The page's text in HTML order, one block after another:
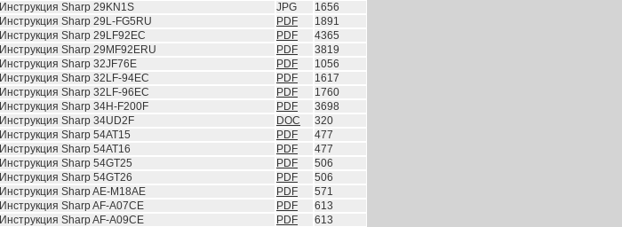
Инструкция Sharp 29KN1S JPG
1656
Инструкция Sharp 29L-FG5RU PDF
1891
Инструкция Sharp 29LF92EC PDF
4365
Инструкция Sharp 29MF92ERU PDF
3819
Инструкция Sharp 32JF76E PDF
1056
Инструкция Sharp 32LF-94EC PDF
1617
Инструкция Sharp 32LF-96EC PDF
1760
Инструкция Sharp 34H-F200F PDF
3698
Инструкция Sharp 34UD2F DOC
320
Инструкция Sharp 54AT15 PDF
477
Инструкция Sharp 54AT16 PDF
477
Инструкция Sharp 54GT25 PDF
506
Инструкция Sharp 54GT26 PDF
506
Инструкция Sharp AE-M18AE PDF
571
Инструкция Sharp AF-A07CE PDF
613
Инструкция Sharp AF-A09CE PDF
613